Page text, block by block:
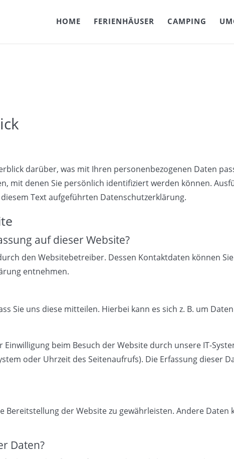
HOME FERIENHÄUSER CAMPING
darüber, was mit Ihren personenbezogenen Daten
mit denen Sie persönlich identifiziert werden können.
Text aufgeführten Datenschutzerklärung.
auf dieser Website?
den Websitebetreiber. Dessen Kontaktdaten können
entnehmen.
Sie uns diese mitteilen. Hierbei kann es sich z. B. um
beim Besuch der Website durch unsere IT-
oder Uhrzeit des Seitenaufrufs). Die Erfassung dieser
der Website zu gewährleisten. Andere Daten
Daten?